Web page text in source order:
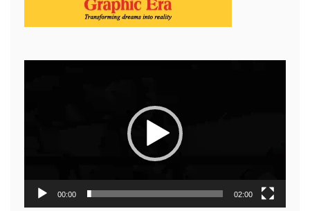
00:00 02:00